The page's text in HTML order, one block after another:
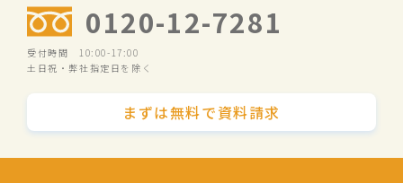
0120-12-7281
受付時間 10:00-17:00
土日祝・弊社指定日を除く
まずは無料で資料請求